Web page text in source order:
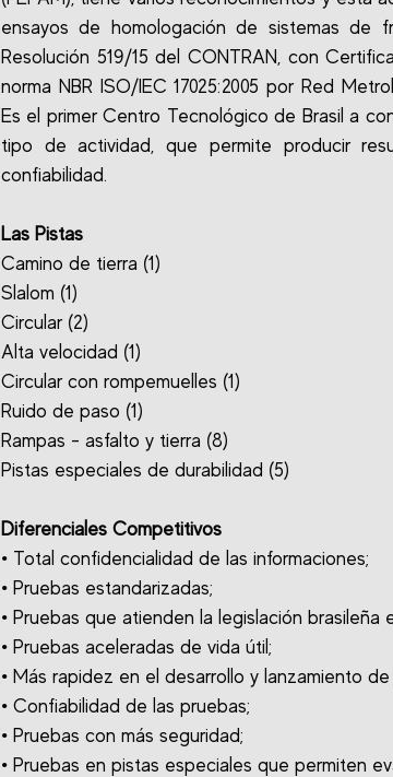
ensayos de homologación de sistemas de
Resolución 519/15 del CONTRAN, con
norma NBR ISO/IEC 17025:2005 por Red
Es el primer Centro Tecnológico de Brasil a
tipo de actividad, que permite producir
confiabilidad.
Las Pistas
Camino de tierra (1)
Slalom (1)
Circular (2)
Alta velocidad (1)
Circular con rompemuelles (1)
Ruido de paso (1)
Rampas - asfalto y tierra (8)
Pistas especiales de durabilidad (5)
Diferenciales Competitivos
• Total confidencialidad de las informaciones;
• Pruebas estandarizadas;
• Pruebas que atienden la legislación brasileña
• Pruebas aceleradas de vida útil;
• Más rapidez en el desarrollo y lanzamiento
• Confiabilidad de las pruebas;
• Pruebas con más seguridad;
• Pruebas en pistas especiales que permiten